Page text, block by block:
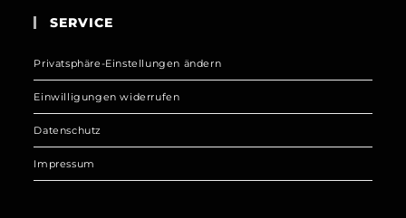
SERVICE
Privatsphäre-Einstellungen ändern
Einwilligungen widerrufen
Datenschutz
Impressum